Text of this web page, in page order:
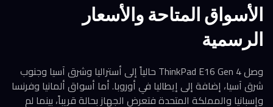
الأسواق المتاحة والأسعار
الرسمية
وصل ThinkPad E16 Gen 4 حالياً إلى أستراليا وشرق آسيا وجنوب
شرق آسيا، إضافة إلى إيطاليا في أوروبا. أما أسواق ألمانيا وفرنسا
وإسبانيا والمملكة المتحدة فتعرض الجهاز بحالة قريباً، بينما لم